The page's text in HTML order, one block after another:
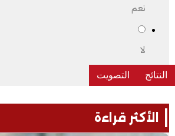
نعم
لا
الأكثر قراءة